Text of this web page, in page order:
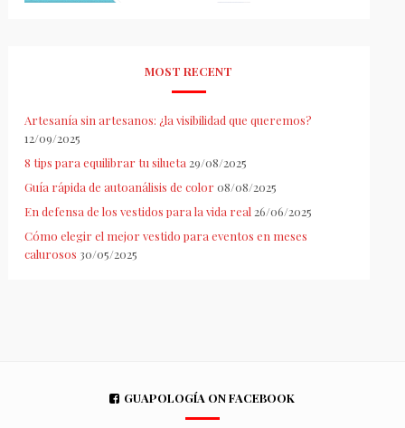
MOST RECENT
Artesanía sin artesanos: ¿la visibilidad que queremos?
12/09/2025
8 tips para equilibrar tu silueta 29/08/2025
Guía rápida de autoanálisis de color 08/08/2025
En defensa de los vestidos para la vida real 26/06/2025
Cómo elegir el mejor vestido para eventos en meses
calurosos 30/05/2025
GUAPOLOGÍA ON FACEBOOK